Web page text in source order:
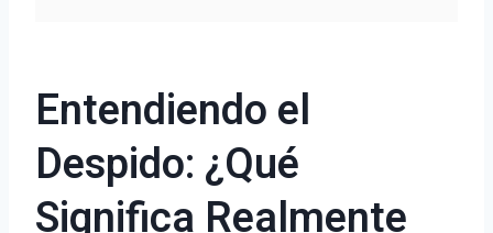
Entendiendo el
Despido: ¿Qué
Significa Realmente